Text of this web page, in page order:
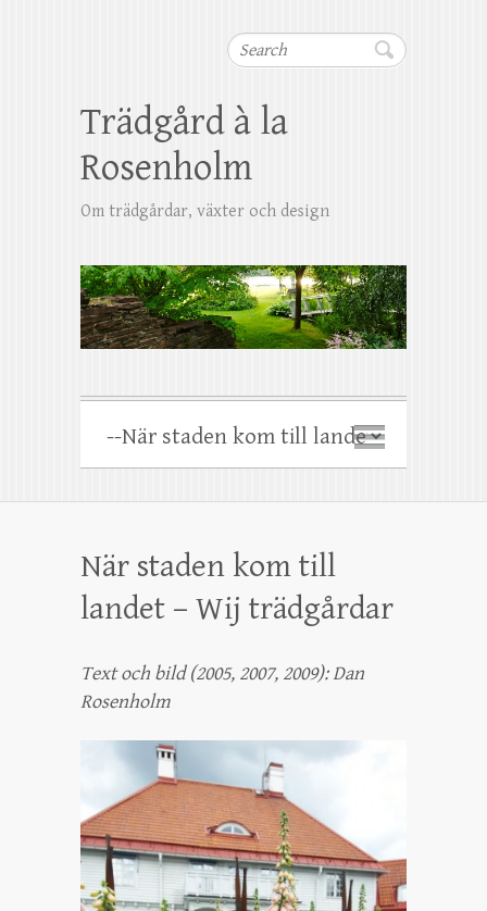
Search
Trädgård à la
Rosenholm
Om trädgårdar, växter och design
När staden kom till
landet – Wij trädgårdar
Text och bild (2005, 2007, 2009): Dan
Rosenholm